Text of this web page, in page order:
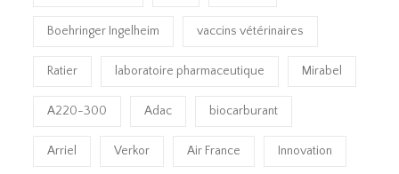
Boehringer Ingelheim vaccins vétérinaires
Ratier laboratoire pharmaceutique Mirabel
A220-300 Adac biocarburant
Arriel Verkor Air France Innovation